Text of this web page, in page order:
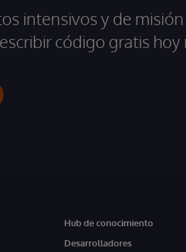
intensivos y de
código gratis hoy
Hub de conocimiento
Desarrolladores